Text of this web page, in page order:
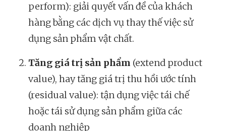
perform): giải quyết vấn đề của khách
hàng bằng các dịch vụ thay thế việc sử
dụng sản phẩm vật chất.
Tăng giá trị sản phẩm (extend product
value), hay tăng giá trị thu hồi ước tính
(residual value): tận dụng việc tái chế
hoặc tái sử dụng sản phẩm giữa các
doanh nghiệp